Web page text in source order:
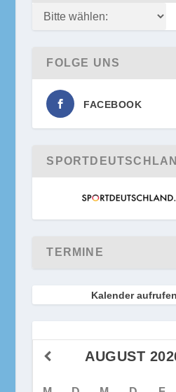
FOLGE UNS
FACEBOOK
TERMINE
Kalender aufrufen
AUGUST